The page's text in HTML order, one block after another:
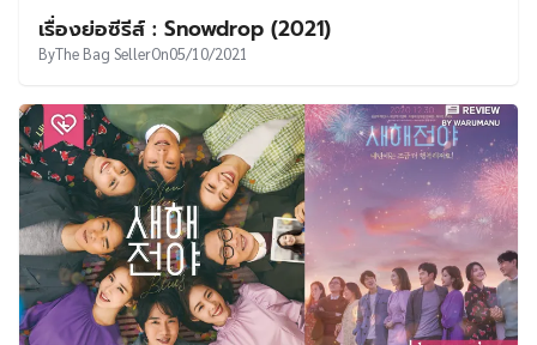
เรื่องย่อซีรีส์ : Snowdrop (2021)
ByThe Bag SellerOn05/10/2021